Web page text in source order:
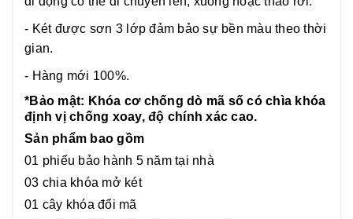
- Két được sơn 3 lớp đảm bảo sự bền màu theo thời
gian.
- Hàng mới 100%.
*Bảo mật: Khóa cơ chống dò mã số có chìa khóa
định vị chống xoay, độ chính xác cao.
Sản phẩm bao gồm
01 phiếu bảo hành 5 năm tại nhà
03 chia khóa mở két
01 cây khóa đổi mã